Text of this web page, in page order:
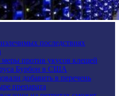
последствиях
против укусов клещей
Бурбон в США
добавить в перечень
препарата